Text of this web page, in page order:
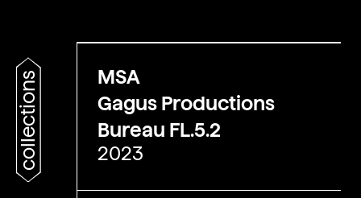
collections
MSA
Gagus Productions
Bureau FL.5.2
2023